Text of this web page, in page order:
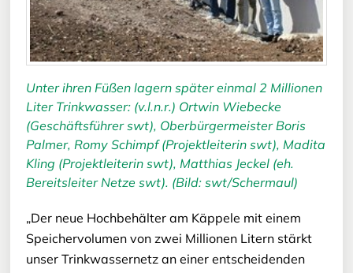
Unter ihren Füßen lagern später einmal 2 Millionen
Liter Trinkwasser: (v.l.n.r.) Ortwin Wiebecke
(Geschäftsführer swt), Oberbürgermeister Boris
Palmer, Romy Schimpf (Projektleiterin swt), Madita
Kling (Projektleiterin swt), Matthias Jeckel (eh.
Bereitsleiter Netze swt). (Bild: swt/Schermaul)
„Der neue Hochbehälter am Käppele mit einem
Speichervolumen von zwei Millionen Litern stärkt
unser Trinkwassernetz an einer entscheidenden